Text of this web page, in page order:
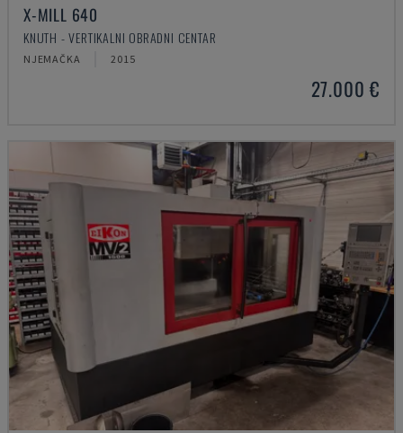
X-MILL 640
KNUTH - VERTIKALNI OBRADNI CENTAR
NJEMAČKA 2015
27.000 €